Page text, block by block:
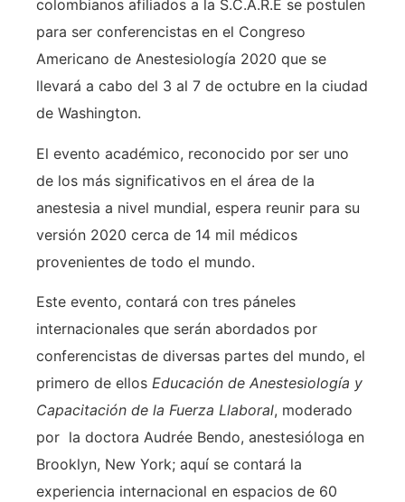
colombianos afiliados a la S.C.A.R.E se postulen
para ser conferencistas en el Congreso
Americano de Anestesiología 2020 que se
llevará a cabo del 3 al 7 de octubre en la ciudad
de Washington.
El evento académico, reconocido por ser uno
de los más significativos en el área de la
anestesia a nivel mundial, espera reunir para su
versión 2020 cerca de 14 mil médicos
provenientes de todo el mundo.
Este evento, contará con tres páneles
internacionales que serán abordados por
conferencistas de diversas partes del mundo, el
primero de ellos Educación de Anestesiología y
Capacitación de la Fuerza Llaboral, moderado
por la doctora Audrée Bendo, anestesióloga en
Brooklyn, New York; aquí se contará la
experiencia internacional en espacios de 60